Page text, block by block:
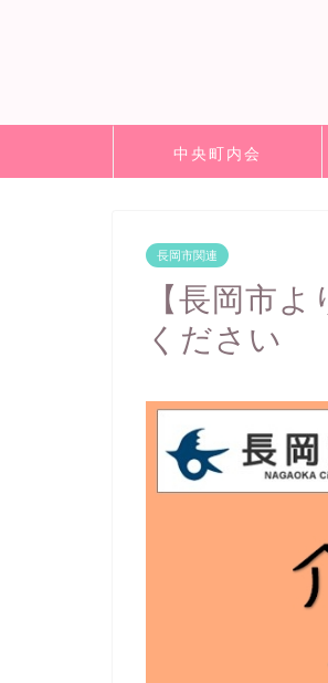
中央町内会
長岡市関連
【長岡市
ください